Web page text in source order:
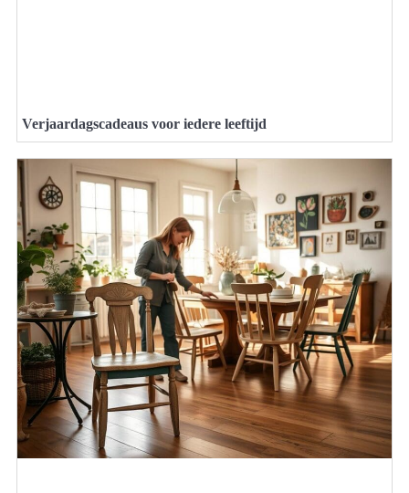
Verjaardagscadeaus voor iedere leeftijd